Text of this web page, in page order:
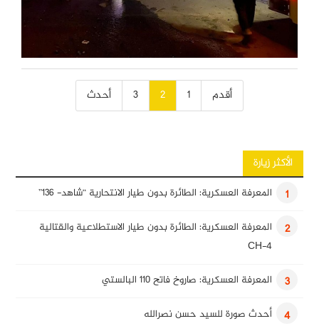
أقدم 1
2
3 أحدث
الأكثر زيارة
1
المعرفة العسكرية: الطائرة بدون طيار الانتحارية “شاهد- 136”
2
المعرفة العسكرية: الطائرة بدون طيار الاستطلاعية والقتالية
CH-4
3 المعرفة العسكرية: صاروخ فاتح 110 البالستي
4 أحدث صورة للسيد حسن نصرالله